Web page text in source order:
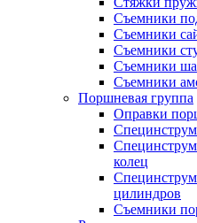
Съемники
Съемники
Съемники
Съемники
Съемники
Поршневая группа
Оправки
колец
цилиндров
Съемники